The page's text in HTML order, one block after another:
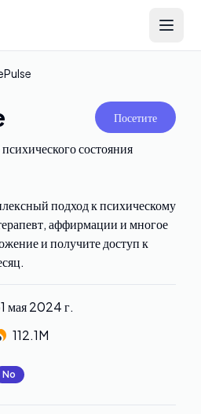
Open
Посетите
состояния
подход к психическому
аффирмации и многое
и получите доступ к
мая 2024 г.
112.1M
No